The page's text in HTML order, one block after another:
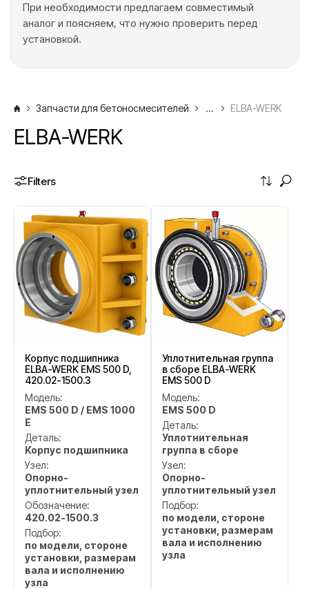
При необходимости предлагаем совместимый
аналог и поясняем, что нужно проверить перед
установкой.
Запчасти для бетоносмесителей ... ELBA-WERK
ELBA-WERK
Filters
Корпус подшипника
ELBA-WERK EMS 500 D,
420.02-1500.3
Модель:
EMS 500 D / EMS 1000
E
Деталь:
Корпус подшипника
Узел:
Опорно-
уплотнительный узел
Обозначение:
420.02-1500.3
Подбор:
по модели, стороне
установки, размерам
вала и исполнению
узла
Уплотнительная группа
в сборе ELBA-WERK
EMS 500 D
Модель:
EMS 500 D
Деталь:
Уплотнительная
группа в сборе
Узел:
Опорно-
уплотнительный узел
Подбор:
по модели, стороне
установки, размерам
вала и исполнению
узла